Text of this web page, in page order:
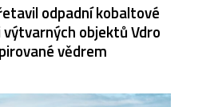
odpadní kobaltové
výtvarných objektů Vdro
vědrem